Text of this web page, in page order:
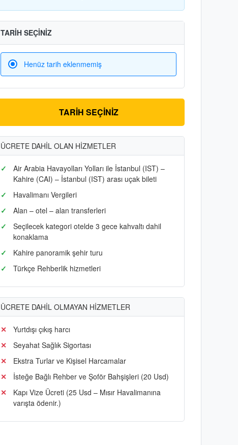
TARİH SEÇİNİZ
Henüz tarih eklenmemiş
TARİH SEÇİNİZ
ÜCRETE DAHİL OLAN HİZMETLER
Air Arabia Havayolları Yolları ile İstanbul (IST) –
Kahire (CAI) – İstanbul (IST) arası uçak bileti
Havalimanı Vergileri
Alan – otel – alan transferleri
Seçilecek kategori otelde 3 gece kahvaltı dahil
konaklama
Kahire panoramik şehir turu
Türkçe Rehberlik hizmetleri
ÜCRETE DAHİL OLMAYAN HİZMETLER
Yurtdışı çıkış harcı
Seyahat Sağlık Sigortası
Ekstra Turlar ve Kişisel Harcamalar
İsteğe Bağlı Rehber ve Şoför Bahşişleri (20 Usd)
Kapı Vize Ücreti (25 Usd – Mısır Havalimanına
varışta ödenir.)